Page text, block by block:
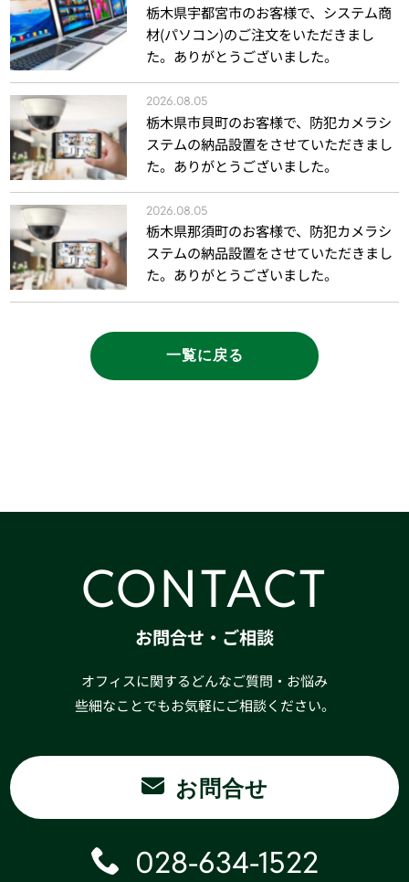
栃木県宇都宮市のお客様で、システム商
材(パソコン)のご注文をいただきまし
た。ありがとうございました。
2026.08.05
栃木県市貝町のお客様で、防犯カメラシ
ステムの納品設置をさせていただきまし
た。ありがとうございました。
2026.08.05
栃木県那須町のお客様で、防犯カメラシ
ステムの納品設置をさせていただきまし
た。ありがとうございました。
一覧に戻る
CONTACT
お問合せ・ご相談
オフィスに関するどんなご質問・お悩み
些細なことでもお気軽にご相談ください。
お問合せ
028-634-1522